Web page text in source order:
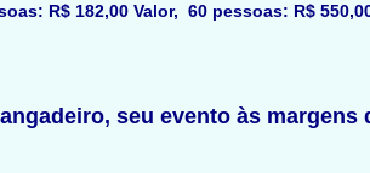
R$ 182,00 Valor, 60 pessoas: R$
seu evento às margens